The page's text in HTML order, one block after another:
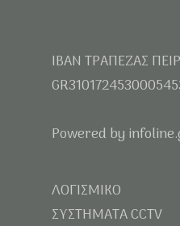
IBAN ΤΡΑΠΕΖΑΣ
Powered by
ΛΟΓΙΣΜΙΚΟ
ΣΥΣΤΗΜΑΤΑ CCTV